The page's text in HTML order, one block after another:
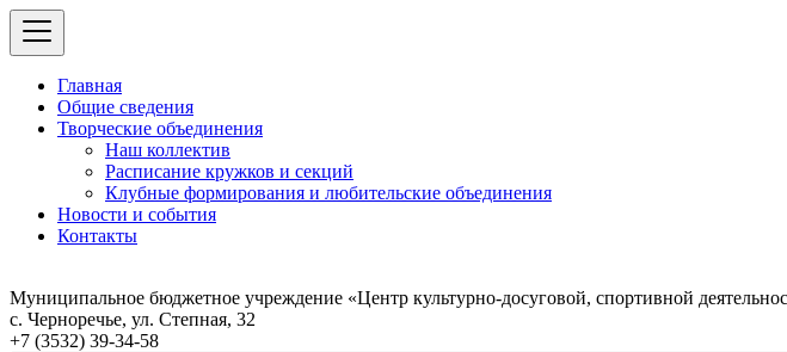
Главная
Общие сведения
Творческие объединения
Наш коллектив
Расписание кружков и секций
Клубные формирования и любительские объединения
Новости и события
Контакты
Муниципальное бюджетное учреждение «Центр культурно-досуговой, спортивной
с. Черноречье, ул. Степная, 32
+7 (3532) 39-34-58